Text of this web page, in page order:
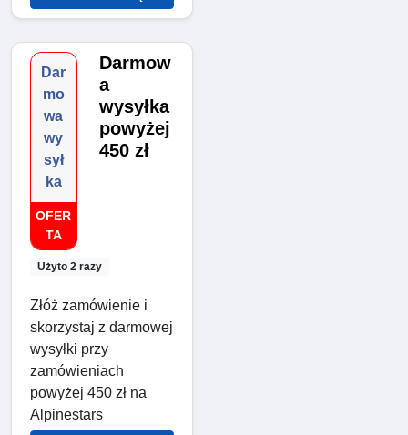
Dar
mo
wa
wy
sył
ka
OFER
TA
Użyto 2 razy
Darmow
a
wysyłka
powyżej
450 zł
Złóż zamówienie i
skorzystaj z darmowej
wysyłki przy
zamówieniach
powyżej 450 zł na
Alpinestars